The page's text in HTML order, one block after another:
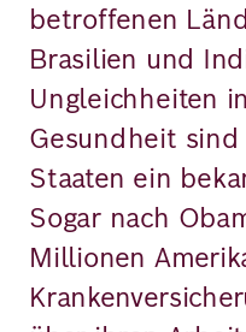
betroffenen
Brasilien und
Ungleichheiten
Gesundheit sind
Staaten ein
Sogar nach
Millionen